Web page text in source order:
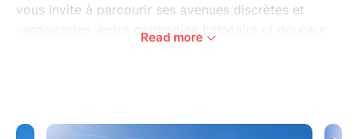
vous invite à parcourir ses avenues discrètes et
verdoyantes, entre patrimoine balnéaire et douceur
ses villas et leurs jardins luxuriants. Chaque détour
Read more